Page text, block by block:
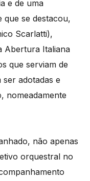
e de uma
que se destacou,
Scarlatti),
Abertura Italiana
que serviam de
adotadas e
nomeadamente
não apenas
orquestral no